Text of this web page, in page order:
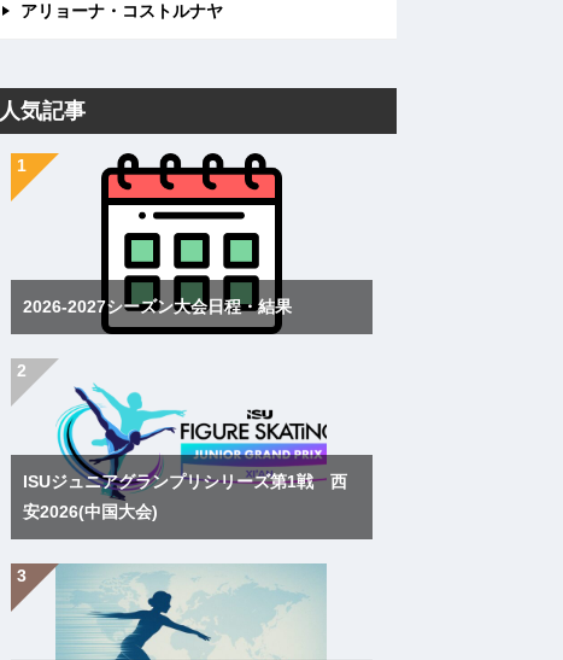
アリョーナ・コストルナヤ
人気記事
2026-2027シーズン大会日程・結果
ISUジュニアグランプリシリーズ第1戦 西
安2026(中国大会)